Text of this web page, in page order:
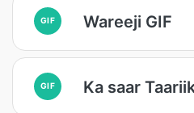
GIF Wareeji GIF
GIF Ka saar